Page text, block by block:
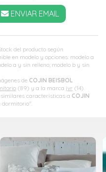
Stock del producto según
en modelo y opciones: modelo a
a y sin relleno; modelo b y sin
de COJIN BEISBOL
(89) y a la marca jvr (14).
características a COJIN
dormitorio".
ENVIAR EMAIL